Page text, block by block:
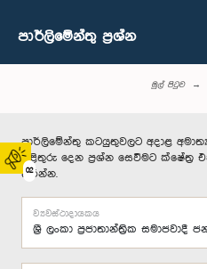
02
පාර්ලි‌මේන්තු‌ ප්‍රශ්න
මුල් පිටුව
පාර්ලිමේන්තු කටයුතුවලට අදාළ
පිළිතුරු දෙන ප්‍රශ්න සෙවීමට
කරන්න.
ව්‍යවස්ථාදායකය